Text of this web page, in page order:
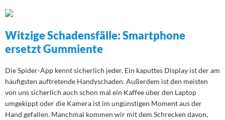
Witzige Schadensfälle: Smartphone
ersetzt Gummiente
Die Spider-App kennt sicherlich jeder. Ein kaputtes Display ist der am
häufigsten auftretende Handyschaden. Außerdem ist den meisten
von uns sicherlich auch schon mal ein Kaffee über den Laptop
umgekippt oder die Kamera ist im ungünstigen Moment aus der
Hand gefallen. Manchmal kommen wir mit dem Schrecken davon,